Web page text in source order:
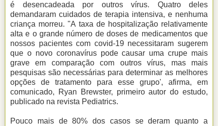
é desencadeada por outros vírus. Quatro deles
demandaram cuidados de terapia intensiva, e nenhuma
criança morreu. "A taxa de hospitalização relativamente
alta e o grande número de doses de medicamentos que
nossos pacientes com covid-19 necessitaram sugerem
que o novo coronavírus pode causar uma crupe mais
grave em comparação com outros vírus, mas mais
pesquisas são necessárias para determinar as melhores
opções de tratamento para esse grupo', afirma, em
comunicado, Ryan Brewster, primeiro autor do estudo,
publicado na revista Pediatrics.
Pouco mais de 80% dos casos se deram quanto a